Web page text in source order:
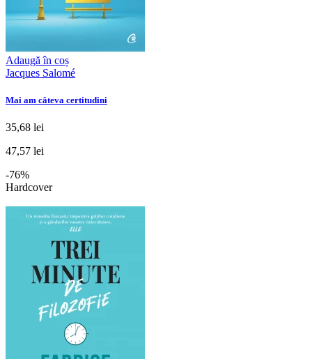
Adaugă în coș
Jacques Salomé
Mai am câteva certitudini
35,68 lei
47,57 lei
-76%
Hardcover